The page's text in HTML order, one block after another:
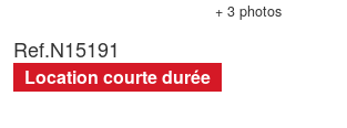
+ 3 photos
Ref.N15191
Location courte durée